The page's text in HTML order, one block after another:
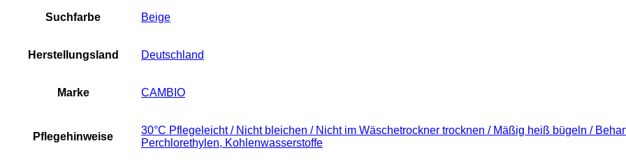
Suchfarbe Beige
Herstellungsland Deutschland
Marke CAMBIO
Pflegehinweise
30°C Pflegeleicht / Nicht bleichen / Nicht im Wäschetrockner trocknen / Mäßig heiß bügeln /
Perchlorethylen, Kohlenwasserstoffe